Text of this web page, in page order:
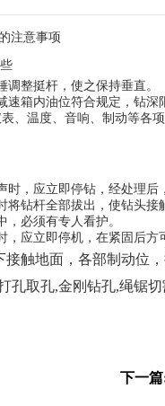
注意事项
整挺杆，使之保持垂直。
箱内油位符合规定，钻深
温度、音响、制动等各项
，应立即停钻，经处理后
钻杆全部拔出，使钻头接
必须有专人看护。
应立即停机，在紧固后方
触地面，各部制动位，
取孔,金刚钻孔,绳锯
下一